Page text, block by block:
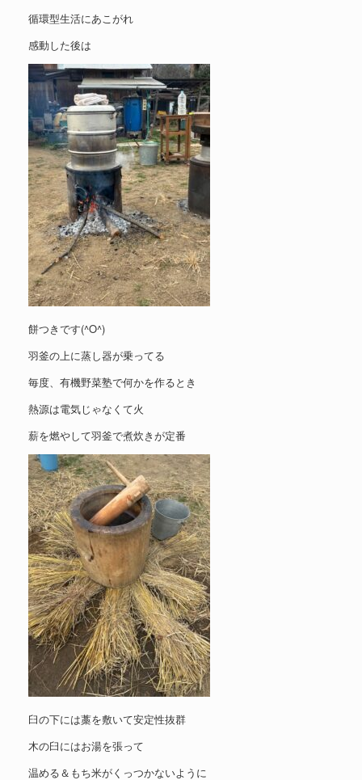
循環型生活にあこがれ
感動した後は
餅つきです(^O^)
羽釜の上に蒸し器が乗ってる
毎度、有機野菜塾で何かを作るとき
熱源は電気じゃなくて火
薪を燃やして羽釜で煮炊きが定番
臼の下には藁を敷いて安定性抜群
木の臼にはお湯を張って
温める＆もち米がくっつかないように